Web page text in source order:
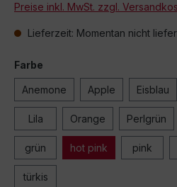
Preise inkl. MwSt. zzgl.
Lieferzeit: Momentan nicht
Farbe
Anemone Apple Eisblau
Lila Orange Perlgrün
grün hot pink pink
türkis